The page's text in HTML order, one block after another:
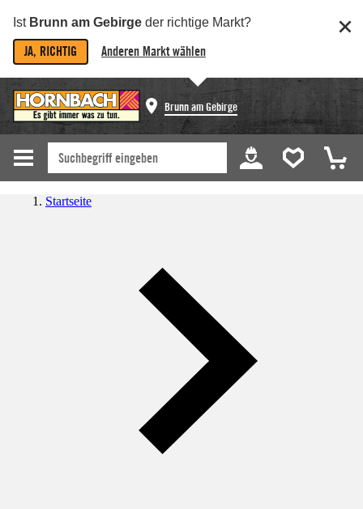
Ist Brunn am Gebirge der richtige Markt?
JA, RICHTIG Anderen Markt wählen
Brunn am Gebirge
Startseite